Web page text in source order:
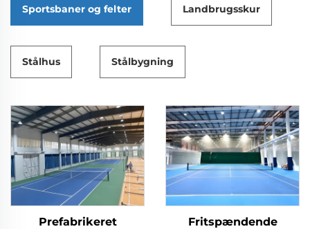
Sportsbaner og felter Landbrugsskur
Stålhus Stålbygning
Prefabrikeret
Fritspændende